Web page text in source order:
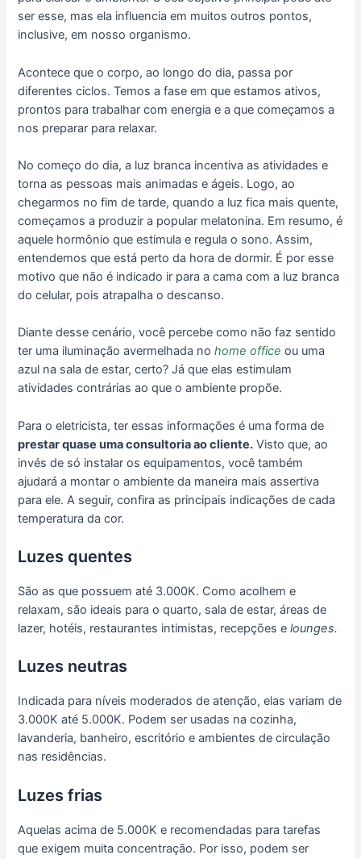
ser esse, mas ela influencia em muitos outros pontos,
inclusive, em nosso organismo.
Acontece que o corpo, ao longo do dia, passa por
diferentes ciclos. Temos a fase em que estamos ativos,
prontos para trabalhar com energia e a que começamos a
nos preparar para relaxar.
No começo do dia, a luz branca incentiva as atividades e
torna as pessoas mais animadas e ágeis. Logo, ao
chegarmos no fim de tarde, quando a luz fica mais quente,
começamos a produzir a popular melatonina. Em resumo, é
aquele hormônio que estimula e regula o sono. Assim,
entendemos que está perto da hora de dormir. É por esse
motivo que não é indicado ir para a cama com a luz branca
do celular, pois atrapalha o descanso.
Diante desse cenário, você percebe como não faz sentido
ter uma iluminação avermelhada nohome office ou uma
azul na sala de estar, certo? Já que elas estimulam
atividades contrárias ao que o ambiente propõe.
Para o eletricista, ter essas informações é uma forma de
prestar quase uma consultoria ao cliente. Visto que, ao
invés de só instalar os equipamentos, você também
ajudará a montar o ambiente da maneira mais assertiva
para ele. A seguir, confira as principais indicações de cada
temperatura da cor.
Luzes quentes
São as que possuem até 3.000K. Como acolhem e
relaxam, são ideais para o quarto, sala de estar, áreas de
lazer, hotéis, restaurantes intimistas, recepções elounges.
Luzes neutras
Indicada para níveis moderados de atenção, elas variam de
3.000K até 5.000K. Podem ser usadas na cozinha,
lavanderia, banheiro, escritório e ambientes de circulação
nas residências.
Luzes frias
Aquelas acima de 5.000K e recomendadas para tarefas
que exigem muita concentração. Por isso, podem ser